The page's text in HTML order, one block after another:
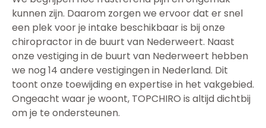
kunnen zijn. Daarom zorgen we ervoor dat er snel
een plek voor je intake beschikbaar is bij onze
chiropractor in de buurt van Nederweert. Naast
onze vestiging in de buurt van Nederweert hebben
we nog 14 andere vestigingen in Nederland. Dit
toont onze toewijding en expertise in het vakgebied.
Ongeacht waar je woont, TOPCHIRO is altijd dichtbij
om je te ondersteunen.